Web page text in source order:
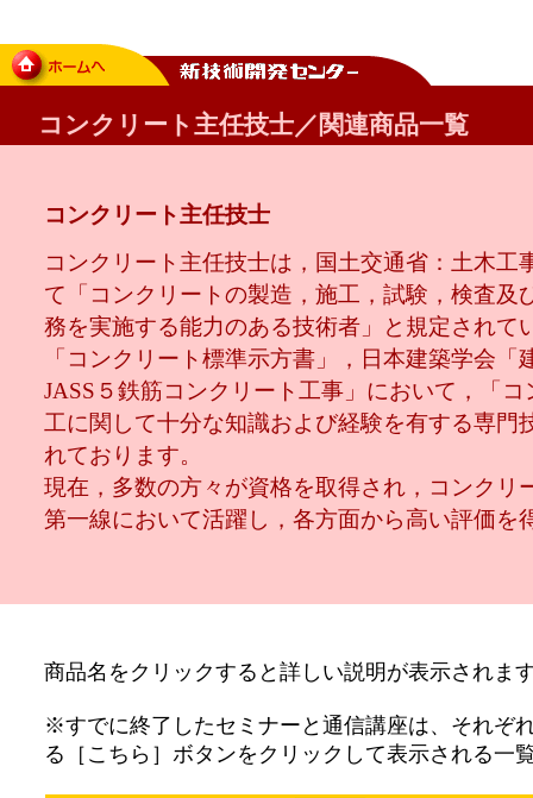
コンクリート主任技士／関連商品一覧
コンクリート主任技士
コンクリート主任技士は，国土交通省：土木工
て「コンクリートの製造，施工，試験，検査及
務を実施する能力のある技術者」と規定されて
「コンクリート標準示方書」，日本建築学会「
JASS５鉄筋コンクリート工事」において，「
工に関して十分な知識および経験を有する専門
れております。
現在，多数の方々が資格を取得され，コンクリ
第一線において活躍し，各方面から高い評価を
商品名をクリックすると詳しい説明が表示されま
※すでに終了したセミナーと通信講座は、それぞ
る［こちら］ボタンをクリックして表示される一